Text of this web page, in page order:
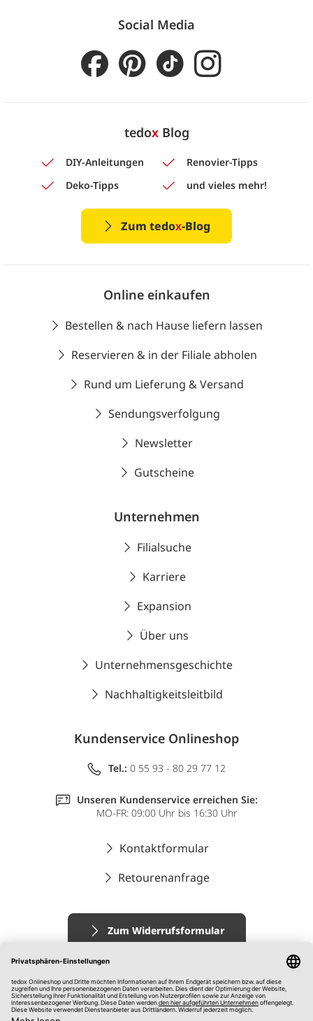
Social Media
tedoxBlog
DIY-Anleitungen
Renovier-Tipps
Deko-Tipps
und vieles mehr!
Zum tedox-Blog
Online einkaufen
Bestellen & nach Hause liefern lassen
Reservieren & in der Filiale abholen
Rund um Lieferung & Versand
Sendungsverfolgung
Newsletter
Gutscheine
Unternehmen
Filialsuche
Karriere
Expansion
Über uns
Unternehmensgeschichte
Nachhaltigkeitsleitbild
Kundenservice Onlineshop
Tel.: 0 55 93 - 80 29 77 12
Unseren Kundenservice erreichen Sie:
MO-FR: 09:00 Uhr bis 16:30 Uhr
Kontaktformular
Retourenanfrage
Zum Widerrufsformular
Impressum
AGB